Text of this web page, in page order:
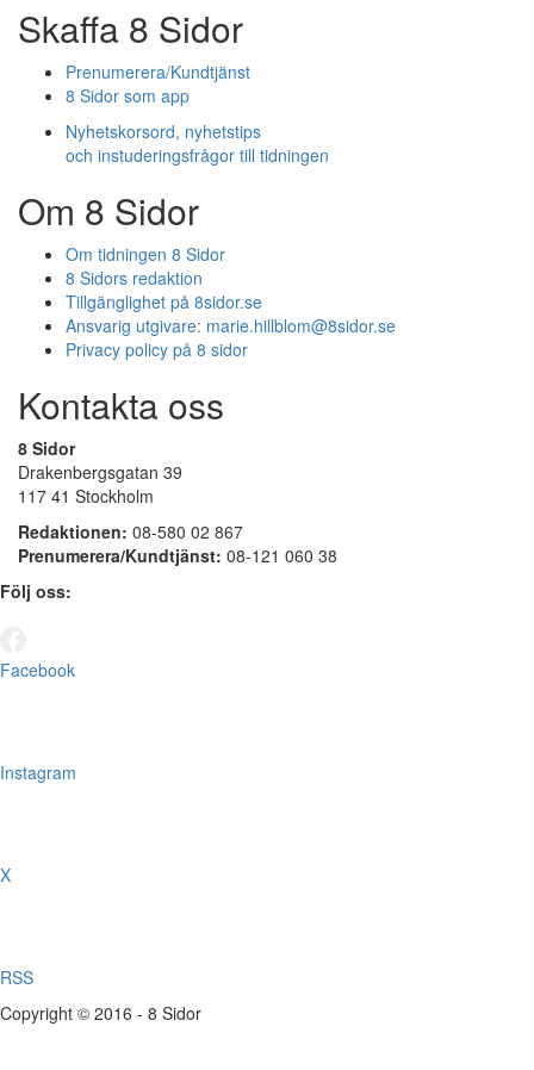
Skaffa 8 Sidor
Prenumerera/Kundtjänst
8 Sidor som app
Nyhetskorsord, nyhetstips
och instuderingsfrågor till tidningen
Om 8 Sidor
Om tidningen 8 Sidor
8 Sidors redaktion
Tillgänglighet på 8sidor.se
Ansvarig utgivare: marie.hillblom@8sidor.se
Privacy policy på 8 sidor
Kontakta oss
8 Sidor
Drakenbergsgatan 39
117 41 Stockholm
Redaktionen: 08-580 02 867
Prenumerera/Kundtjänst: 08-121 060 38
Följ oss:
Facebook
Instagram
X
RSS
Copyright © 2016 - 8 Sidor